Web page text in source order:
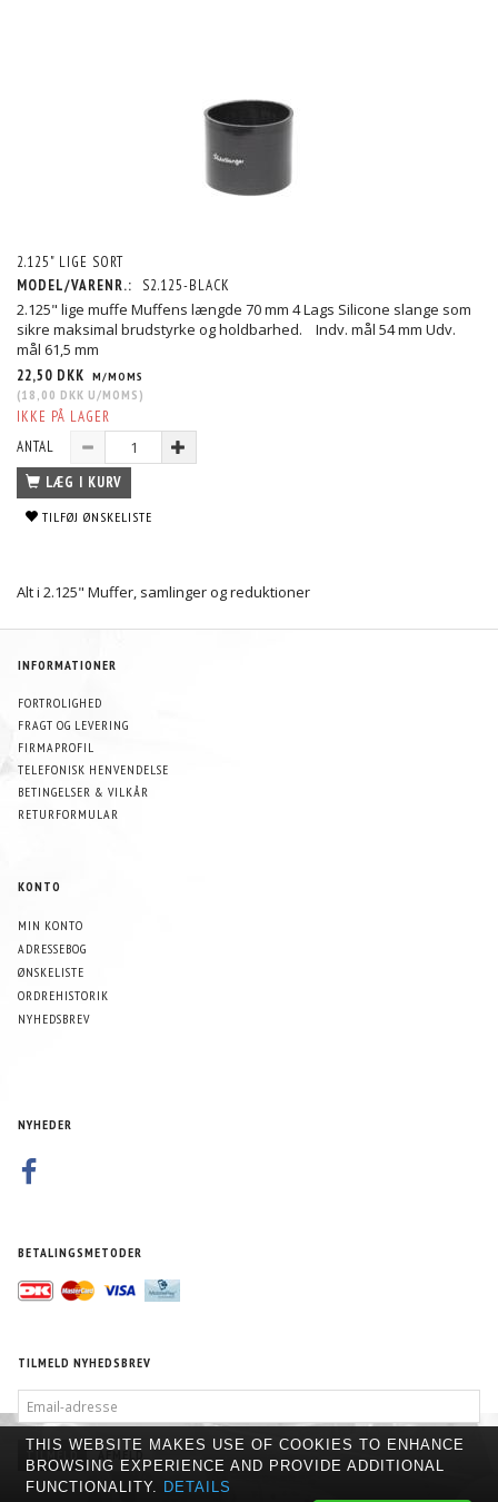
2.125" LIGE SORT
MODEL/VARENR.:
S2.125-BLACK
2.125" lige muffe Muffens længde 70 mm 4 Lags Silicone slange som
sikre maksimal brudstyrke og holdbarhed. Indv. mål 54 mm Udv.
mål 61,5 mm
22,50 DKK M/MOMS
(18,00 DKK U/MOMS )
IKKE PÅ LAGER
ANTAL
LÆG I KURV
TILFØJ ØNSKELISTE
Alt i 2.125" Muffer, samlinger og reduktioner
INFORMATIONER
FORTROLIGHED
FRAGT OG LEVERING
FIRMAPROFIL
TELEFONISK HENVENDELSE
BETINGELSER & VILKÅR
RETURFORMULAR
KONTO
MIN KONTO
ADRESSEBOG
ØNSKELISTE
ORDREHISTORIK
NYHEDSBREV
NYHEDER
BETALINGSMETODER
TILMELD NYHEDSBREV
ADRESSE
TILMELD AFMELD
THIS WEBSITE MAKES USE OF COOKIES TO ENHANCE
BROWSING EXPERIENCE AND PROVIDE ADDITIONAL
FUNCTIONALITY. DETAILS